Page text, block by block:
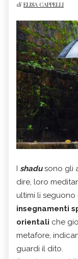
di ELISA CAPPELLI
I shadusono gli
dire, loro
ultimi li seguono
insegnamenti
orientali che
metafore,
guardi il dito.